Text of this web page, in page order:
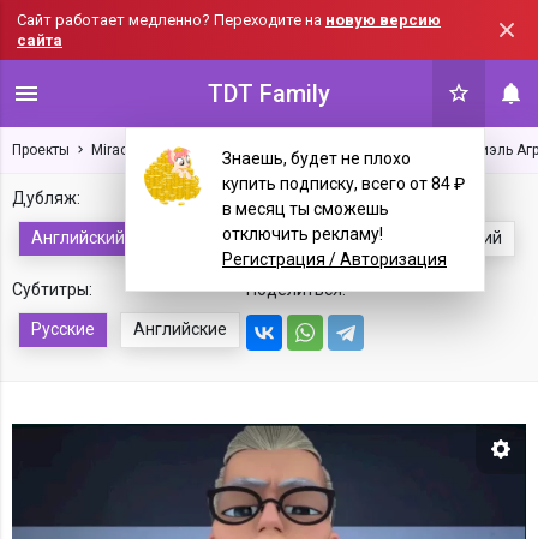
Сайт работает медленно? Переходите на новую версию
сайта
TDT Family
Знаешь, будет не плохо
купить подписку, всего от 84 ₽
в месяц ты сможешь
отключить рекламу!
Регистрация / Авторизация
Проекты Miraculous: Tales of Ladybug & Cat Noir Габриэль
Дубляж:
Английский Русский Украинский Французский
Субтитры:
Русские Английские
Поделиться: